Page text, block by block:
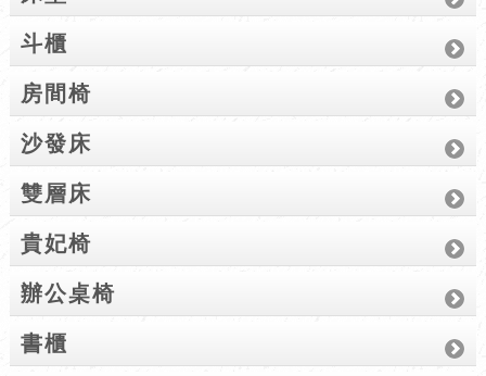
斗櫃
房間椅
沙發床
雙層床
貴妃椅
辦公桌椅
書櫃